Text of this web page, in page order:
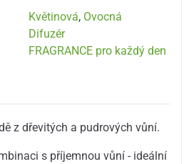
Květinová, Ovocná
Difuzér
FRAGRANCE pro každý den
z dřevitých a pudrových vůní.
s příjemnou vůní - ideální